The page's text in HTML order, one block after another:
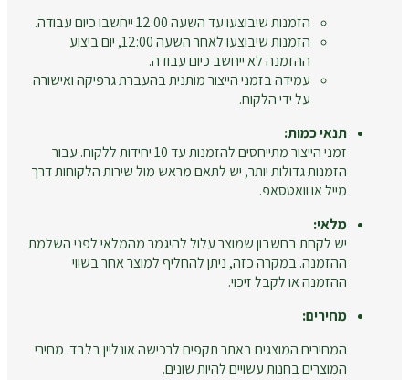
הזמנות שיבוצעו עד השעה 12:00 ייחשבו כיום עבודה.
הזמנות שיבוצעו לאחר השעה 12:00, יום ביצוע
ההזמנה לא ייחשב כיום עבודה.
עמידה בזמני הייצור מותנית בהעברת גרפיקה ואישורה
על ידי הלקוח.
תנאי כמות:
זמני הייצור מתייחסים להזמנות עד 10 יחידות ללקוח. עבור
הזמנות גדולות יותר, יש לתאם מראש מול שירות הלקוחות דרך
מייל או וואטסאפ.
מלאי:
יש לקחת בחשבון שמוצר עלול להיגמר מהמלאי לפני השלמת
ההזמנה. במקרה כזה, ניתן להחליף למוצר אחר בשווי
ההזמנה או לקבל זיכוי.
מחירים:
המחירים המוצגים באתר תקפים לרכישה אונליין בלבד. מחירי
המוצרים בחנות עשויים להיות שונים.